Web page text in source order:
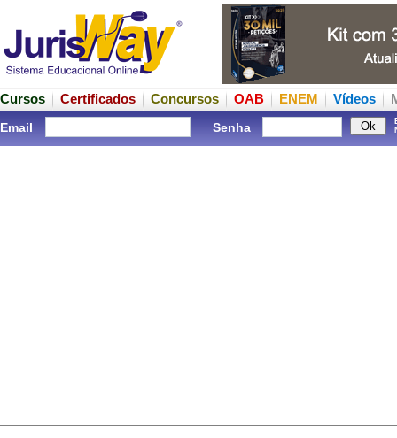
Cursos Certificados Concursos OAB ENEM Vídeos
Email Senha